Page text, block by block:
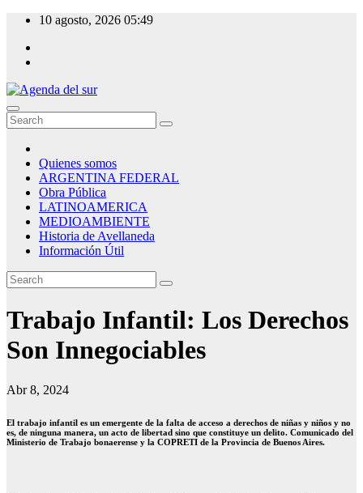
Skip
content
10 agosto, 2026 05:49
Agenda del sur
Quienes somos
ARGENTINA FEDERAL
Obra Pública
LATINOAMERICA
MEDIOAMBIENTE
Historia de Avellaneda
Información Útil
Trabajo Infantil: Los Derechos
Son Innegociables
Abr 8, 2024
El trabajo infantil es un emergente de la falta de acceso a derechos de niñas y niños y no
es, de ninguna manera, un acto de libertad sino que constituye un delito. Comunicado del
Ministerio de Trabajo bonaerense y la COPRETI de la Provincia de Buenos Aires.